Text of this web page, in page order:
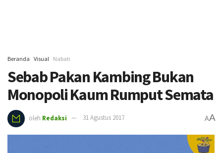
Beranda Visual Nabati
Sebab Pakan Kambing Bukan
Monopoli Kaum Rumput Semata
oleh Redaksi 31 Agustus 2017 AA